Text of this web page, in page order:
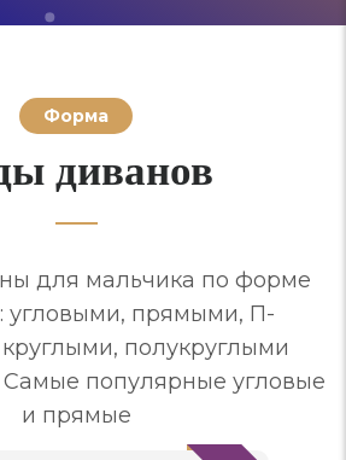
Форма
диванов
для мальчика по форме
угловыми, прямыми, П-
полукруглыми
популярные угловые
и прямые